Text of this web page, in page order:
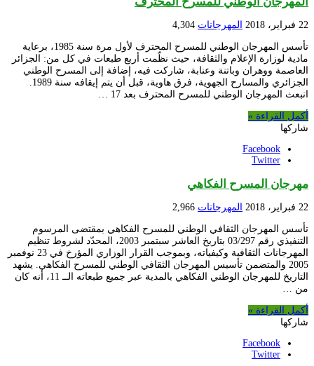
22 فبراير، 2018 المهرجانات 4,304
تأسس المهرجان الوطني للمسرح المحترف لأول مرة سنة 1985، برعاية
مادية لوزارة الإعلام والثقافة، حيث نظّمت أربع طبعات في كل من: الجزائر
العاصمة ووهران وباتنة وعنابة، شاركت فيه، إضافة إلى المسرح الوطني
الجزائري والمسارح الجهوية، فرق هاوية، قبل أن يتم إيقافه سنة 1989.
انبعث المهرجان الوطني للمسرح المحترف بعد 17 …
أكمل القراءة »
شاركها
Facebook
Twitter
مهرجان المسرح الفكاهي
22 فبراير، 2018 المهرجانات 2,966
تأسس المهرجان الثقافي الوطني للمسرح الفكاهي بمقتضى المرسوم
التنفيذي رقم 03/297 بتاريخ العاشر سبتمبر 2003، المحدّد لشروط تنظيم
المهرجانات الثقافية وكيفياته، وبموجب القرار الوزاري المؤرخ في 23 نوفمبر
2005 والمتضمن تأسيس المهرجان الثقافي الوطني للمسرح الفكاهي. يشهد
التاريخ للمهرجان الوطني الفكاهي بالمدية عبر جميع طبعاته الــ 11، أنه كان
من …
أكمل القراءة »
شاركها
Facebook
Twitter